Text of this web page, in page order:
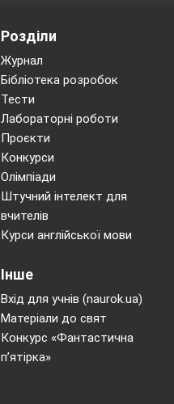
Розділи
Журнал
Бібліотека розробок
Тести
Лабораторні роботи
Проєкти
Конкурси
Олімпіади
Штучний інтелект для
вчителів
Курси англійської мови
Інше
Вхід для учнів (naurok.ua)
Матеріали до свят
Конкурс «Фантастична
п’ятірка»